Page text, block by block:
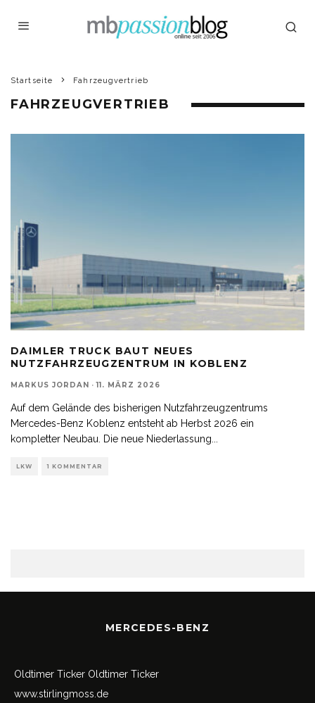
Startseite Fahrzeugvertrieb
FAHRZEUGVERTRIEB
DAIMLER TRUCK BAUT NEUES
NUTZFAHRZEUGZENTRUM IN KOBLENZ
MARKUS JORDAN · 11. MÄRZ 2026
Auf dem Gelände des bisherigen Nutzfahrzeugzentrums
Mercedes-Benz Koblenz entsteht ab Herbst 2026 ein
kompletter Neubau. Die neue Niederlassung
LKW 1 KOMMENTAR
MERCEDES-BENZ
Oldtimer Ticker Oldtimer Ticker
www.stirlingmoss.de